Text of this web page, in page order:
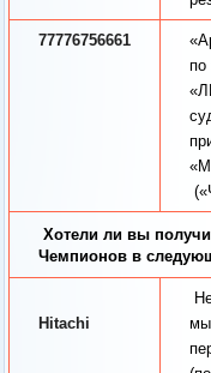
77776756661
по
Хотели ли вы
Чемпионов в
Hitachi
мы